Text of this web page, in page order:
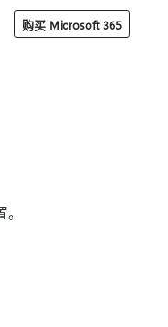
购买 Microsoft 365